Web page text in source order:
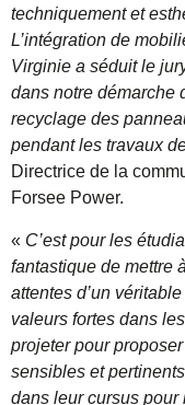
techniquement et
L’intégration de
Virginie a séduit le
dans notre démarche
recyclage des
pendant les travaux
Directrice de la
Forsee Power.
« C’est pour les
fantastique de mettre
attentes d’un
valeurs fortes dans
projeter pour
sensibles et
dans leur cursus